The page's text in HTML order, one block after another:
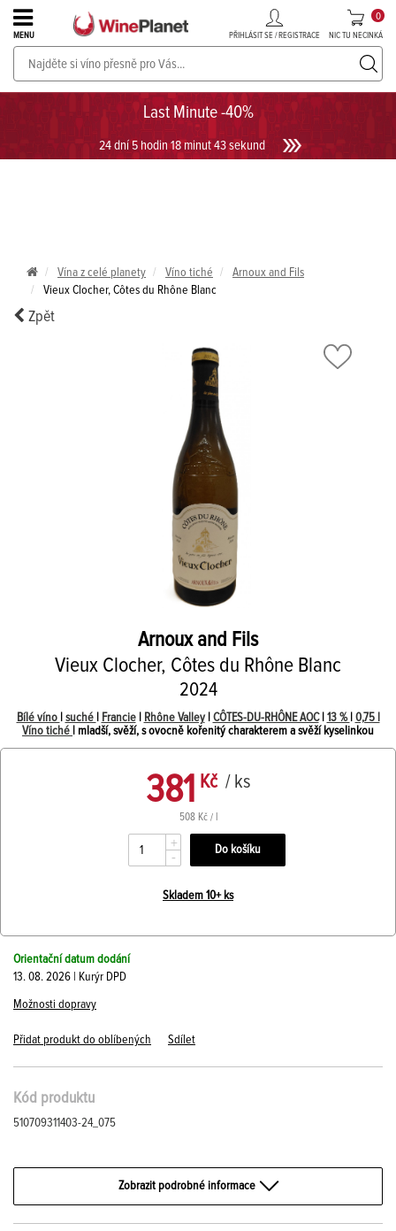
Last Minute -40%
24 dní 5 hodin 18 minut 43 sekund
MENU PŘIHLÁSIT SE / REGISTRACE NIC TU NECINKÁ
0
PROSECCO v akci až do -30%!UKÁZAT PROSECCO
Vína z celé planety Víno tiché
Arnoux and Fils
Vieux Clocher, Côtes du Rhône Blanc
Zpět
Arnoux and Fils
Vieux Clocher, Côtes du Rhône Blanc
2024
Bílé víno suché Francie| Rhône Valley| CÔTES-DU-RHÔNE AOC| 13 % 0,75 l
Víno tiché
| mladší, svěží, s ovocně kořenitý charakterem a svěží kyselinkou
381 Kč / ks
508 Kč / l
+
-
Skladem 10+ ks
Orientační datum dodání
13. 08. 2026 | Kurýr DPD
Možnosti dopravy
Přidat produkt do oblíbených Sdílet
Kód produktu
510709311403-24_075
Zobrazit podrobné informace